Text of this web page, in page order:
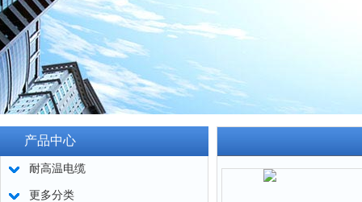
产品中心
耐高温电缆
更多分类